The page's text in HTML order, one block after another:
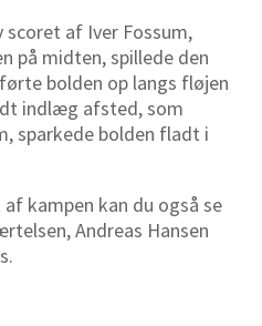
scoret af Iver Fossum,
på midten, spillede den
bolden op langs fløjen
indlæg afsted, som
sparkede bolden fladt i
kampen kan du også se
Andreas Hansen